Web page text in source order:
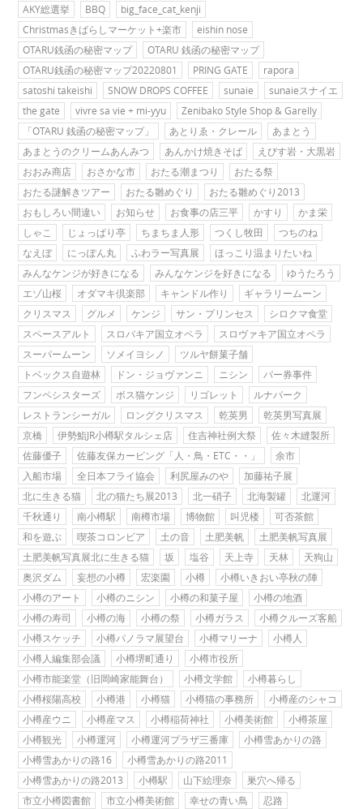
AKY総選挙
BBQ
big_face_cat_kenji
Christmasきばらしマーケット+楽市
eishin nose
OTARU銭函の秘密マップ
OTARU 銭函の秘密マップ
OTARU銭函の秘密マップ20220801
PRING GATE
rapora
satoshi takeishi
SNOW DROPS COFFEE sunaie
sunaieスナイエ
the gate
vivre sa vie + mi-yyu
Zenibako Style Shop & Garelly
「OTARU 銭函の秘密マップ」
あとりゑ・クレール
あまとう
あまとうのクリームあんみつ
あんかけ焼きそば
えびす岩・大黒岩
おおみ商店
おさかな市 おたる潮まつり
おたる祭
おたる謎解きツアー
おたる雛めぐり
おたる雛めぐり2013
おもしろい間違い
お知らせ お食事の店三平 かすり
かま栄
しゃこ
じょっぱり亭 ちまちま人形 つくし牧田
つちのね
なえぼ
にっぽん丸 ふわラー写真展
ほっこり温まりたいね
みんなケンジが好きになる
みんなケンジを好きになる
ゆうたろう
エゾ山桜
オダマキ倶楽部 キャンドル作り
ギャラリームーン
クリスマス
グルメ ケンジ サン・プリンセス
シロクマ食堂
スペースアルト
スロバキア国立オペラ
スロヴァキア国立オペラ
スーパームーン
ソメイヨシノ
ツルヤ餅菓子舗
トベックス自遊林
ドン・ジョヴァンニ ニシン
パー券事件
フンペシスターズ
ボス猫ケンジ リゴレット
ルナパーク
レストランシーガル
ロングクリスマス 乾英男
乾英男写真展
京橋
伊勢鮨JR小樽駅タルシェ店 住吉神社例大祭
佐々木縫製所
佐藤優子
佐藤友保カービング「人・鳥・ETC・・」
余市
入船市場
全日本フライ協会 利尻屋みのや
加藤祐子展
北に生きる猫
北の猫たち展2013 北一硝子 北海製罐
北運河
千秋通り
南小樽駅 南樽市場 博物館 叫児楼
可否茶館
和を遊ぶ
喫茶コロンビア 土の音 土肥美帆
土肥美帆写真展
土肥美帆写真展北に生きる猫
坂 塩谷 天上寺 天林
天狗山
奥沢ダム
妄想の小樽 宏楽園 小樽
小樽いきおい亭秋の陣
小樽のアート
小樽のニシン 小樽の和菓子屋
小樽の地酒
小樽の寿司
小樽の海 小樽の祭 小樽ガラス
小樽クルーズ客船
小樽スケッチ
小樽パノラマ展望台 小樽マリーナ
小樽人
小樽人編集部会議
小樽堺町通り
小樽市役所
小樽市能楽堂（旧岡崎家能舞台）
小樽文学館
小樽暮らし
小樽桜陽高校
小樽港 小樽猫 小樽猫の事務所
小樽産のシャコ
小樽産ウニ
小樽産マス 小樽稲荷神社 小樽美術館
小樽茶屋
小樽観光
小樽運河 小樽運河プラザ三番庫
小樽雪あかりの路
小樽雪あかりの路16
小樽雪あかりの路2011
小樽雪あかりの路2013
小樽駅 山下絵理奈
巣穴へ帰る
市立小樽図書館
市立小樽美術館 幸せの青い鳥
忍路